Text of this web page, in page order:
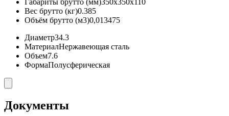
Габариты брутто (мм)350x350x110
Вес брутто (кг)0.385
Объём брутто (м3)0,013475
Диаметр34.3
МатериалНержавеющая сталь
Объем7.6
ФормаПолусферическая
Документы